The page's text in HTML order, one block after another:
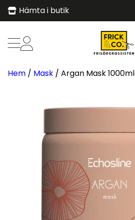
Hämta i butik
Stort utbud
Hem / Mask / Argan Mask 1000ml